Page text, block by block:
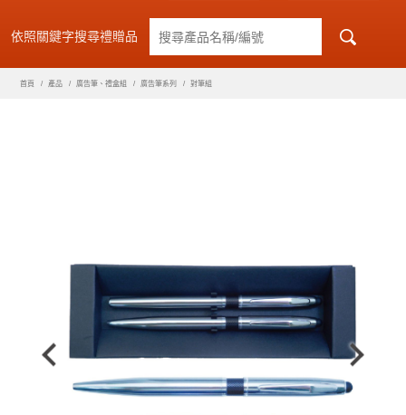
依照關鍵字搜尋禮贈品
首頁 產品 廣告筆、禮盒組 廣告筆系列 對筆組